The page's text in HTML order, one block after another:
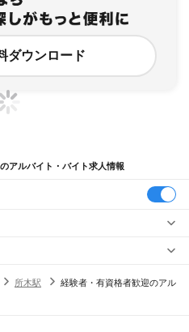
ダウンロード
アルバイト・バイト求人情報
所木駅
経験者・有資格者歓迎のアル